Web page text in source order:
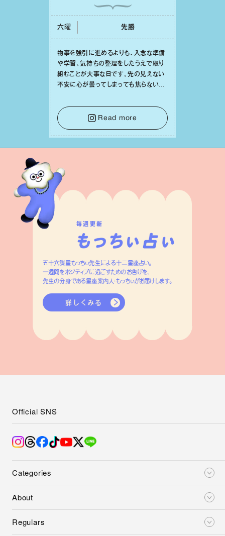
六曜 先勝
物事を強引に進めるよりも、⼊念な準備
や学習、気持ちの整理をしたうえで取り
組むことが⼤事な⽇です。先の⾒えない
不安に⼼が曇ってしまっても焦らない
⾝や疲れていそうな⼈をいたわることに
時間を使いましょう。ここでしっかりとエ
ネルギーを蓄え、困難を乗り越える⼒に
変えましょう。
Read more
毎週更新
五十六謀星もっちぃ先生による十二星座占い。
一週間をポジティブに過ごすためのお告げを、
先生の分身である星座案内人・もっちぃがお届けします。
詳しくみる
Categories
About
Regulars
Official SNS